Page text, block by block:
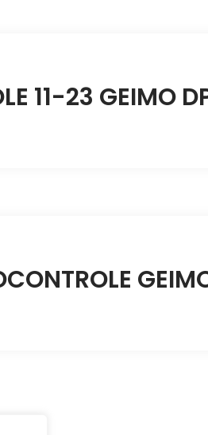
11-23 GEIMO